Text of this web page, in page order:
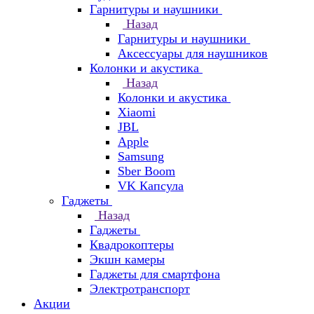
Гарнитуры и наушники
Назад
Гарнитуры и наушники
Аксессуары для наушников
Колонки и акустика
Назад
Колонки и акустика
Xiaomi
JBL
Apple
Samsung
Sber Boom
VK Капсула
Гаджеты
Назад
Гаджеты
Квадрокоптеры
Экшн камеры
Гаджеты для смартфона
Электротранспорт
Акции